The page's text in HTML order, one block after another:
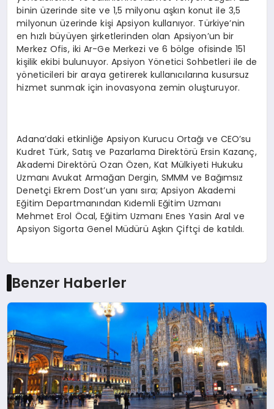
binin üzerinde site ve 1,5 milyonu aşkın konut ile 3,5
milyonun üzerinde kişi Apsiyon kullanıyor. Türkiye’nin
en hızlı büyüyen şirketlerinden olan Apsiyon’un bir
Merkez Ofis, iki Ar-Ge Merkezi ve 6 bölge ofisinde 151
kişilik ekibi bulunuyor. Apsiyon Yönetici Sohbetleri ile de
yöneticileri bir araya getirerek kullanıcılarına kusursuz
hizmet sunmak için inovasyona zemin oluşturuyor.
Adana’daki etkinliğe Apsiyon Kurucu Ortağı ve CEO’su
Kudret Türk, Satış ve Pazarlama Direktörü Ersin Kazanç,
Akademi Direktörü Ozan Özen, Kat Mülkiyeti Hukuku
Uzmanı Avukat Armağan Dergin, SMMM ve Bağımsız
Denetçi Ekrem Dost’un yanı sıra; Apsiyon Akademi
Eğitim Departmanından Kıdemli Eğitim Uzmanı
Mehmet Erol Öcal, Eğitim Uzmanı Enes Yasin Aral ve
Apsiyon Sigorta Genel Müdürü Aşkın Çiftçi de katıldı.
Benzer Haberler